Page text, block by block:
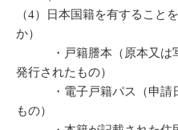
（4）日本国籍を有すること
か）
・戸籍謄本（原本又は写
発行されたもの）
・電子戸籍パス（申請日
もの）